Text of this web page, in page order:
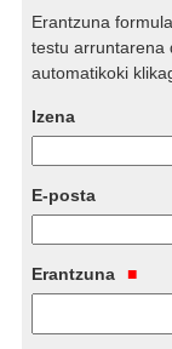
Erantzuna
testu arruntarena
automatikoki
Izena
E-posta
Erantzuna